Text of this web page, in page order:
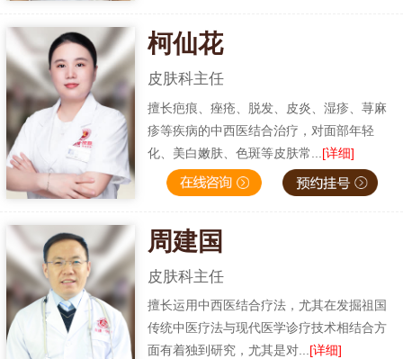
柯仙花
皮肤科主任
擅长疤痕、痤疮、脱发、皮炎、湿疹、荨麻
疹等疾病的中西医结合治疗，对面部年轻
化、美白嫩肤、色斑等皮肤常... [详细]
周建国
皮肤科主任
擅长运用中西医结合疗法，尤其在发掘祖国
传统中医疗法与现代医学诊疗技术相结合方
面有着独到研究，尤其是对...[详细]